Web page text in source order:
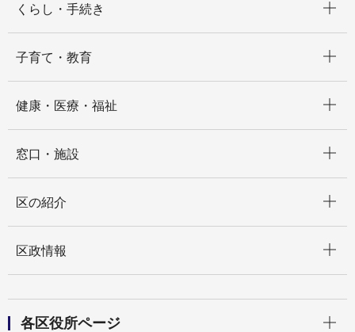
くらし・手続き
子育て・教育
健康・医療・福祉
窓口・施設
区の紹介
区政情報
各区役所ページ